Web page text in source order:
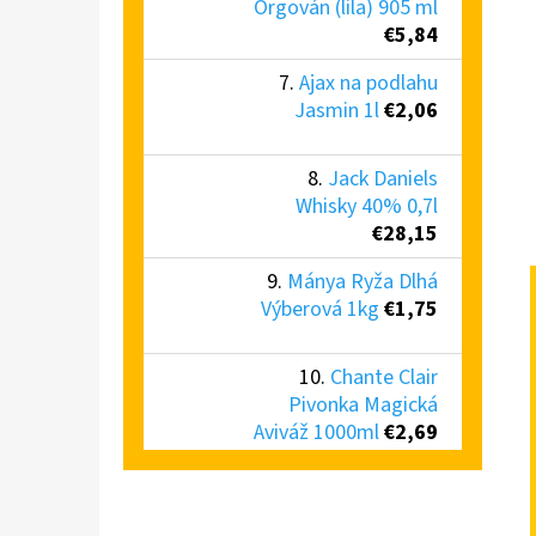
Orgován (lila) 905 ml
€5,84
Ajax na podlahu
Jasmin 1l€2,06
Jack Daniels
Whisky 40% 0,7l
€28,15
Mánya Ryža Dlhá
Výberová 1kg €1,75
Chante Clair
Pivonka Magická
Aviváž 1000ml€2,69